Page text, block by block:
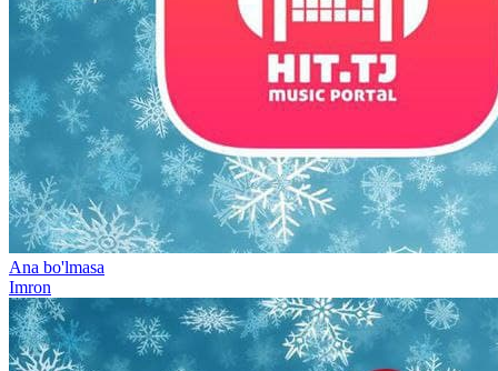
Ana bo'lmasa
Imron